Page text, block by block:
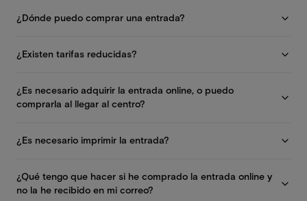
¿Dónde puedo comprar una entrada?
¿Existen tarifas reducidas?
¿Es necesario adquirir la entrada online, o puedo
comprarla al llegar al centro?
¿Es necesario imprimir la entrada?
¿Qué tengo que hacer si he comprado la entrada online y
no la he recibido en mi correo?